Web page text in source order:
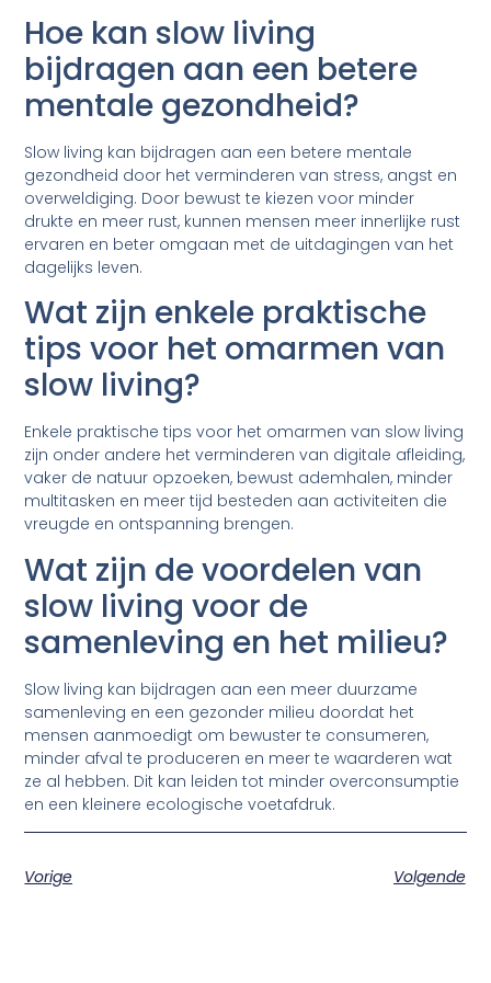
Hoe kan slow living
bijdragen aan een betere
mentale gezondheid?
Slow living kan bijdragen aan een betere mentale
gezondheid door het verminderen van stress, angst en
overweldiging. Door bewust te kiezen voor minder
drukte en meer rust, kunnen mensen meer innerlijke rust
ervaren en beter omgaan met de uitdagingen van het
dagelijks leven.
Wat zijn enkele praktische
tips voor het omarmen van
slow living?
Enkele praktische tips voor het omarmen van slow living
zijn onder andere het verminderen van digitale afleiding,
vaker de natuur opzoeken, bewust ademhalen, minder
multitasken en meer tijd besteden aan activiteiten die
vreugde en ontspanning brengen.
Wat zijn de voordelen van
slow living voor de
samenleving en het milieu?
Slow living kan bijdragen aan een meer duurzame
samenleving en een gezonder milieu doordat het
mensen aanmoedigt om bewuster te consumeren,
minder afval te produceren en meer te waarderen wat
ze al hebben. Dit kan leiden tot minder overconsumptie
en een kleinere ecologische voetafdruk.
Vorige Volgende